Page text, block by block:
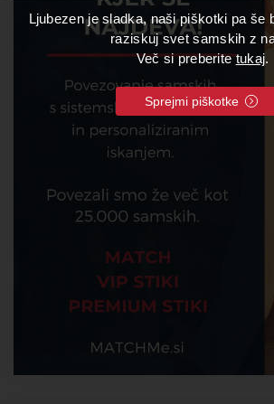
Ljubezen je sladka, naši piškotki pa še
raziskuj svet samskih z
Več si preberitetukaj.
Sprejmi piškotke